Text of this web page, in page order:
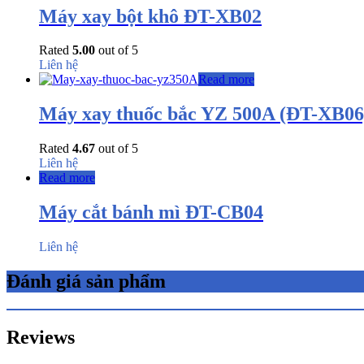
Máy xay bột khô ĐT-XB02
Rated 5.00 out of 5
Liên hệ
Read more
Máy xay thuốc bắc YZ 500A (ĐT-
Rated 4.67 out of 5
Liên hệ
Read more
Máy cắt bánh mì ĐT-CB04
Liên hệ
Đánh giá sản phẩm
Reviews